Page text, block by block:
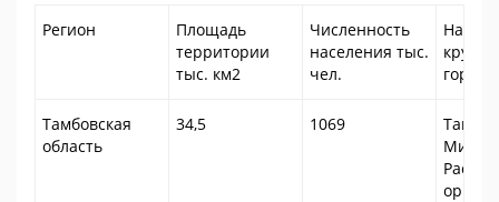
Регион
Площадь
территории
тыс. км2
Численность
населения тыс.
чел.
города
Тамбовская
область
34,5 1069